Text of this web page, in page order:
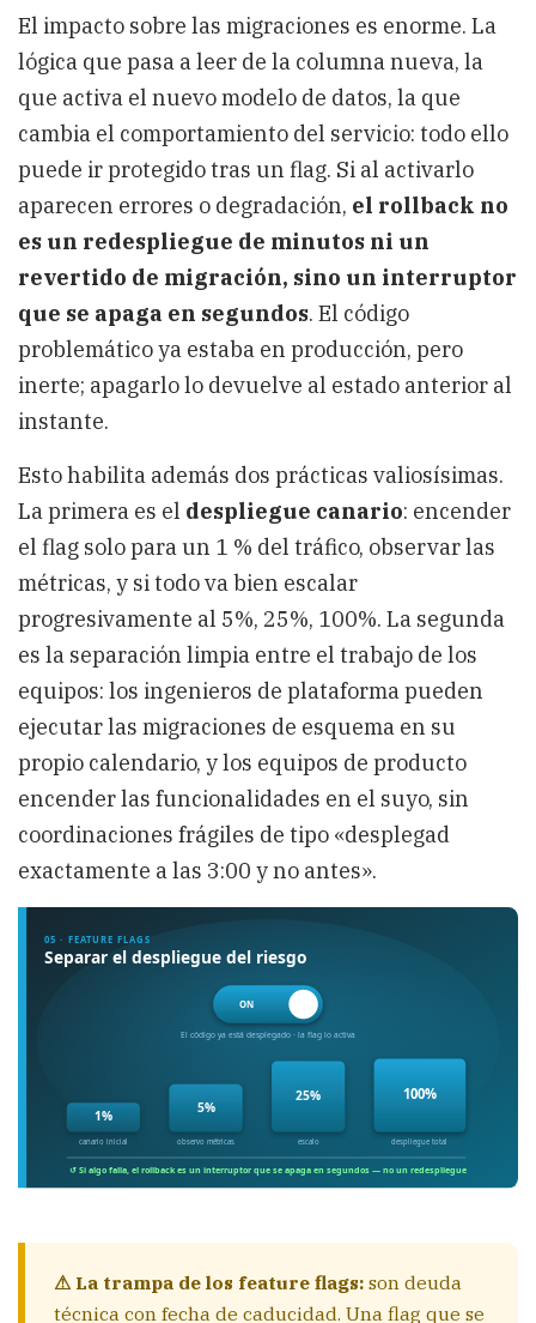
El impacto sobre las migraciones es enorme. La
lógica que pasa a leer de la columna nueva, la
que activa el nuevo modelo de datos, la que
cambia el comportamiento del servicio: todo ello
puede ir protegido tras un flag. Si al activarlo
aparecen errores o degradación, el rollback no
es un redespliegue de minutos ni un
revertido de migración, sino un interruptor
que se apaga en segundos. El código
problemático ya estaba en producción, pero
inerte; apagarlo lo devuelve al estado anterior al
instante.
Esto habilita además dos prácticas valiosísimas.
La primera es el despliegue canario: encender
el flag solo para un 1 % del tráfico, observar las
métricas, y si todo va bien escalar
progresivamente al 5%, 25%, 100%. La segunda
es la separación limpia entre el trabajo de los
equipos: los ingenieros de plataforma pueden
ejecutar las migraciones de esquema en su
propio calendario, y los equipos de producto
encender las funcionalidades en el suyo, sin
coordinaciones frágiles de tipo «desplegad
exactamente a las 3:00 y no antes».
⚠ La trampa de los feature flags: son deuda
técnica con fecha de caducidad. Una flag que se